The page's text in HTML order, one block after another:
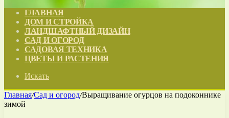
ГЛАВНАЯ
ДОМ И СТРОЙКА
ЛАНДШАФТНЫЙ ДИЗАЙН
САД И ОГОРОД
САДОВАЯ ТЕХНИКА
ЦВЕТЫ И РАСТЕНИЯ
Искать
Главная/Сад и огород/Выращивание огурцов на подоконнике
зимой